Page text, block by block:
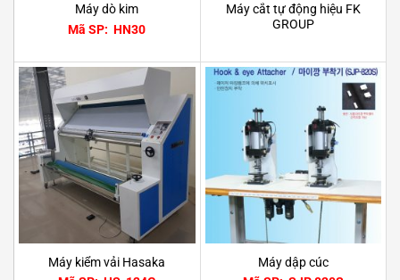
Máy dò kim
Mã SP: HN30
Máy cắt tự động hiệu FK
GROUP
Máy kiểm vải Hasaka
Máy dập cúc